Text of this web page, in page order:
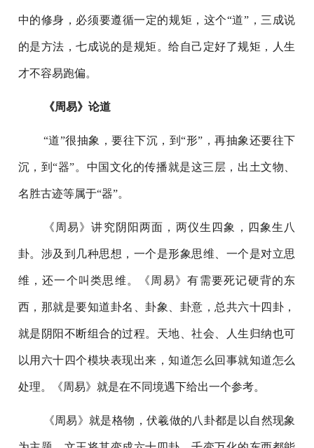
中的修身，必须要遵循一定的规矩，这个“道”，三成说
的是方法，七成说的是规矩。给自己定好了规矩，人生
才不容易跑偏。
《周易》论道
“道”很抽象，要往下沉，到“形”，再抽象还要往下
沉，到“器”。中国文化的传播就是这三层，出土文物、
名胜古迹等属于“器”。
《周易》讲究阴阳两面，两仪生四象，四象生八
卦。涉及到几种思想，一个是形象思维、一个是对立思
维，还一个叫类思维。《周易》有需要死记硬背的东
西，那就是要知道卦名、卦象、卦意，总共六十四卦，
就是阴阳不断组合的过程。天地、社会、人生归纳也可
以用六十四个模块表现出来，知道怎么回事就知道怎么
处理。《周易》就是在不同境遇下给出一个参考。
《周易》就是格物，伏羲做的八卦都是以自然现象